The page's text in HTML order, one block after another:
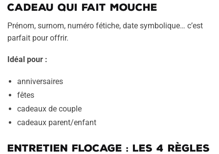
cadeau qui fait mouche
Prénom, surnom, numéro fétiche, date symbolique… c’est
parfait pour offrir.
Idéal pour :
anniversaires
fêtes
cadeaux de couple
cadeaux parent/enfant
Entretien flocage : les 4 règles